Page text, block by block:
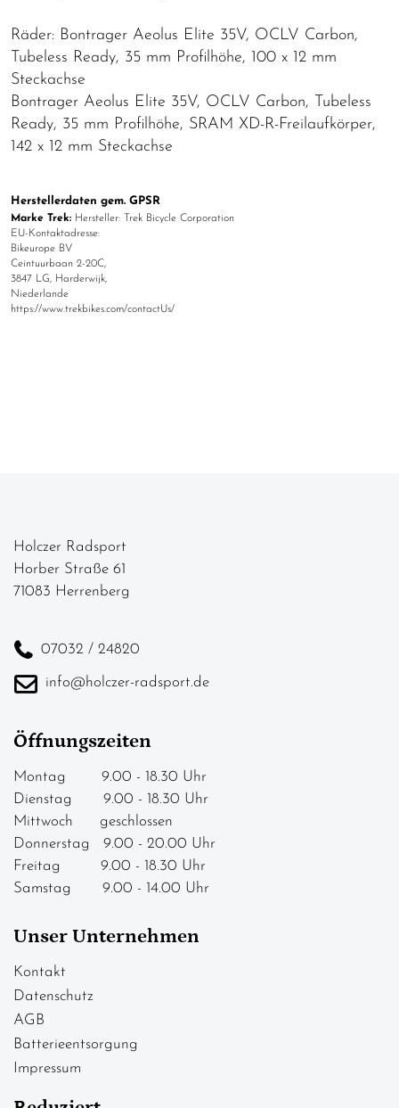
Räder: Bontrager Aeolus Elite 35V, OCLV Carbon,
Tubeless Ready, 35 mm Profilhöhe, 100 x 12 mm
Steckachse
Bontrager Aeolus Elite 35V, OCLV Carbon, Tubeless
Ready, 35 mm Profilhöhe, SRAM XD-R-Freilaufkörper,
142 x 12 mm Steckachse
Herstellerdaten gem. GPSR
Marke Trek: Hersteller: Trek Bicycle Corporation
EU-Kontaktadresse:
Bikeurope BV
Ceintuurbaan 2-20C,
3847 LG, Harderwijk,
Niederlande
https://www.trekbikes.com/contactUs/
Holczer Radsport
Horber Straße 61
71083 Herrenberg
07032 / 24820
info@holczer-radsport.de
Öffnungszeiten
Montag 9.00 - 18.30 Uhr
Dienstag 9.00 - 18.30 Uhr
Mittwoch geschlossen
Donnerstag 9.00 - 20.00 Uhr
Freitag 9.00 - 18.30 Uhr
Samstag 9.00 - 14.00 Uhr
Unser Unternehmen
Kontakt
Datenschutz
AGB
Batterieentsorgung
Impressum